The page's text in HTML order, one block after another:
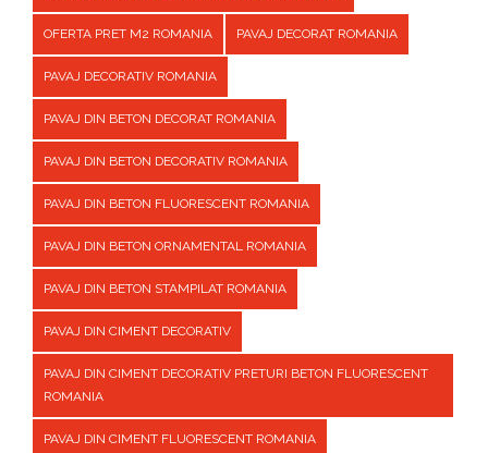
OFERTA PRET M2 ROMANIA PAVAJ DECORAT ROMANIA
PAVAJ DECORATIV ROMANIA
PAVAJ DIN BETON DECORAT ROMANIA
PAVAJ DIN BETON DECORATIV ROMANIA
PAVAJ DIN BETON FLUORESCENT ROMANIA
PAVAJ DIN BETON ORNAMENTAL ROMANIA
PAVAJ DIN BETON STAMPILAT ROMANIA
PAVAJ DIN CIMENT DECORATIV
PAVAJ DIN CIMENT DECORATIV PRETURI BETON FLUORESCENT
ROMANIA
PAVAJ DIN CIMENT FLUORESCENT ROMANIA